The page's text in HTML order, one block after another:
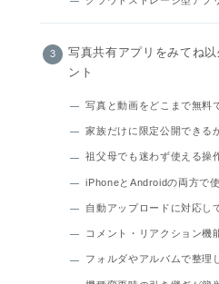
写真共有アプリをみてね
ント
写真と動画をどこまで無料
家族だけに限定公開できる
祖父母でも迷わず使える操
iPhoneとAndroidの両方で
自動アップロードに対応し
コメント・リアクション機
フォルダやアルバムで整理